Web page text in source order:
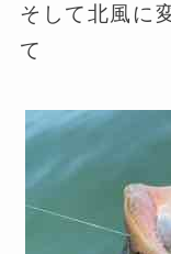
そして北風に
て